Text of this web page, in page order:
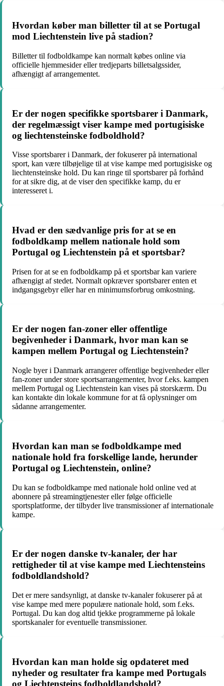
Hvordan køber man billetter til at se Portugal
mod Liechtenstein live på stadion?
Billetter til fodboldkampe kan normalt købes online via
officielle hjemmesider eller tredjeparts billetsalgssider,
afhængigt af arrangementet.
Er der nogen specifikke sportsbarer i Danmark,
der regelmæssigt viser kampe med portugisiske
og liechtensteinske fodboldhold?
Visse sportsbarer i Danmark, der fokuserer på international
sport, kan være tilbøjelige til at vise kampe med portugisiske og
liechtensteinske hold. Du kan ringe til sportsbarer på forhånd
for at sikre dig, at de viser den specifikke kamp, du er
interesseret i.
Hvad er den sædvanlige pris for at se en
fodboldkamp mellem nationale hold som
Portugal og Liechtenstein på et sportsbar?
Prisen for at se en fodboldkamp på et sportsbar kan variere
afhængigt af stedet. Normalt opkræver sportsbarer enten et
indgangsgebyr eller har en minimumsforbrug omkostning.
Er der nogen fan-zoner eller offentlige
begivenheder i Danmark, hvor man kan se
kampen mellem Portugal og Liechtenstein?
Nogle byer i Danmark arrangerer offentlige begivenheder eller
fan-zoner under store sportsarrangementer, hvor f.eks. kampen
mellem Portugal og Liechtenstein kan vises på storskærm. Du
kan kontakte din lokale kommune for at få oplysninger om
sådanne arrangementer.
Hvordan kan man se fodboldkampe med
nationale hold fra forskellige lande, herunder
Portugal og Liechtenstein, online?
Du kan se fodboldkampe med nationale hold online ved at
abonnere på streamingtjenester eller følge officielle
sportsplatforme, der tilbyder live transmissioner af internationale
kampe.
Er der nogen danske tv-kanaler, der har
rettigheder til at vise kampe med Liechtensteins
fodboldlandshold?
Det er mere sandsynligt, at danske tv-kanaler fokuserer på at
vise kampe med mere populære nationale hold, som f.eks.
Portugal. Du kan dog altid tjekke programmerne på lokale
sportskanaler for eventuelle transmissioner.
Hvordan kan man holde sig opdateret med
nyheder og resultater fra kampe med Portugals
og Liechtensteins fodboldlandshold?